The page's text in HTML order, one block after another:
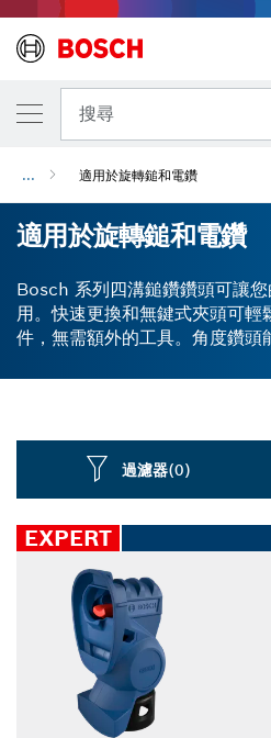
搜尋
... 適用於旋轉鎚和電鑽
適用於旋轉鎚和電鑽
Bosch 系列四溝鎚鑽鑽頭可讓
用。快速更換和無鍵式夾頭可
件，無需額外的工具。角度鑽頭
會飛濺的混合工具。當您操作衝
過濾器(0)
EXPERT